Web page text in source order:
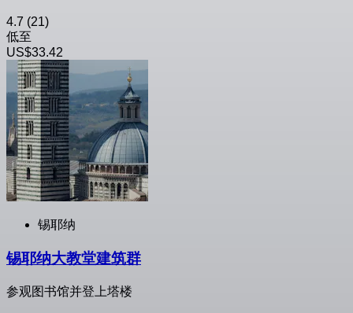
4.7 (21)
低至
US$33.42
锡耶纳
锡耶纳大教堂建筑群
参观图书馆并登上塔楼